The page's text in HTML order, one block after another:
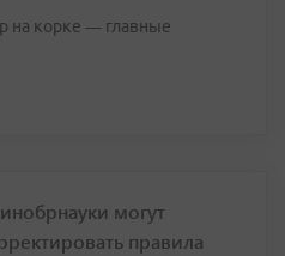
на корке — главные
могут
правила